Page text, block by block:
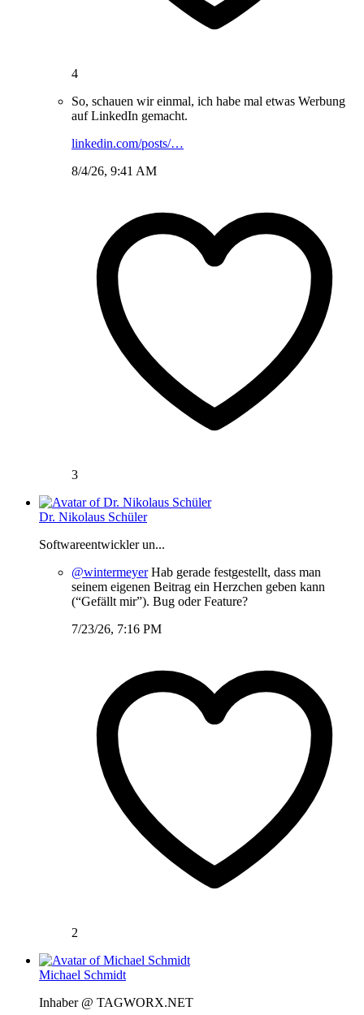
4
So, schauen wir einmal, ich habe mal etwas Werbung
auf LinkedIn gemacht.
linkedin.com/posts/…
8/4/26, 9:41 AM
3
Dr. Nikolaus Schüler
Softwareentwickler un...
@wintermeyerHab gerade festgestellt, dass man
seinem eigenen Beitrag ein Herzchen geben kann
(“Gefällt mir”). Bug oder Feature?
7/23/26, 7:16 PM
2
Michael Schmidt
Inhaber @ TAGWORX.NET